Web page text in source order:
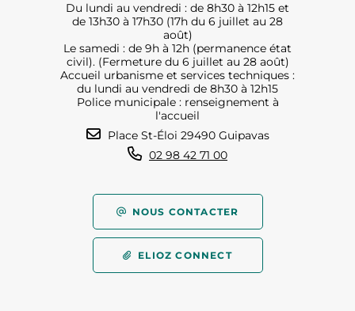
Du lundi au vendredi : de 8h30 à 12h15 et
de 13h30 à 17h30 (17h du 6 juillet au 28
août)
Le samedi : de 9h à 12h (permanence état
civil). (Fermeture du 6 juillet au 28 août)
Accueil urbanisme et services techniques :
du lundi au vendredi de 8h30 à 12h15
Police municipale : renseignement à
l'accueil
Place St-Éloi 29490 Guipavas
02 98 42 71 00
NOUS CONTACTER
ELIOZ CONNECT